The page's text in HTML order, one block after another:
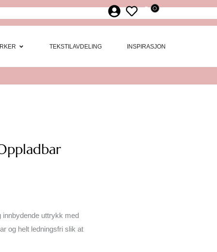
0
Møbler
Open Merker
TEKSTILAVDELING INSPIRASJON
innbydende uttrykk med
og helt ledningsfri slik at